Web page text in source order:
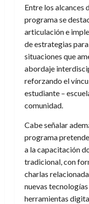
Entre los alcances
programa se
articulación e
de estrategias
situaciones que
abordaje
reforzando el
estudiante –
comunidad.
Cabe señalar
programa
a la capacitación
tradicional, con
charlas
nuevas
herramientas